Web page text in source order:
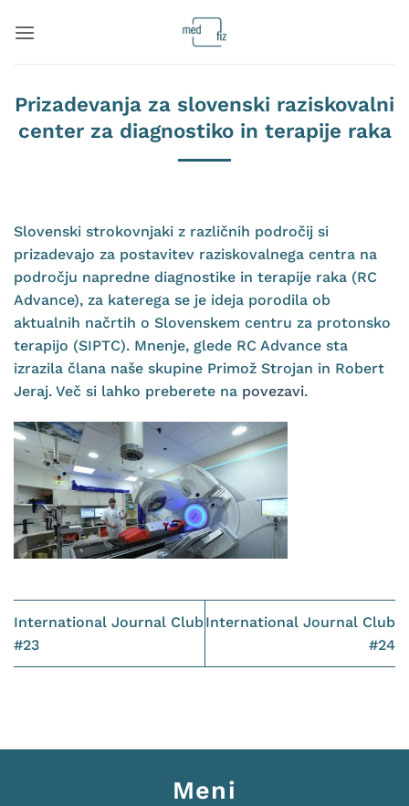
na
Prizadevanja za slovenski raziskovalni
center za diagnostiko in terapije raka
Slovenski strokovnjaki z različnih področij si
prizadevajo za postavitev raziskovalnega centra na
področju napredne diagnostike in terapije raka (RC
Advance), za katerega se je ideja porodila ob
aktualnih načrtih o Slovenskem centru za protonsko
terapijo (SIPTC). Mnenje, glede RC Advance sta
izrazila člana naše skupine Primož Strojan in Robert
Jeraj. Več si lahko preberete na povezavi.
International Journal Club
#23
International Journal Club
#24
Meni